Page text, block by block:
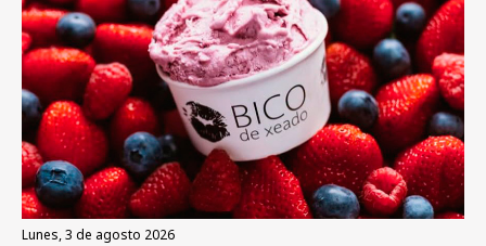
lunes, 3 de agosto 2026